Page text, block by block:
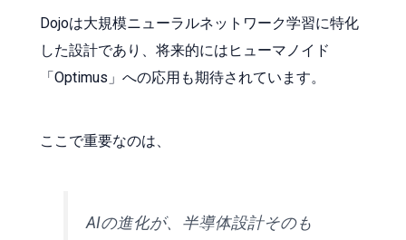
Dojoは大規模ニューラルネットワーク学習に特化
した設計であり、将来的にはヒューマノイド
「Optimus」への応用も期待されています。
ここで重要なのは、
AIの進化が、半導体設計そのも